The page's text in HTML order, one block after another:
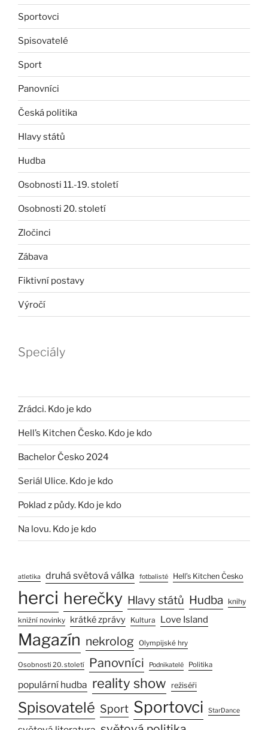
Sportovci
Spisovatelé
Sport
Panovníci
Česká politika
Hlavy států
Hudba
Osobnosti 11.-19. století
Osobnosti 20. století
Zločinci
Zábava
Fiktivní postavy
Výročí
Speciály
Zrádci. Kdo je kdo
Hell’s Kitchen Česko. Kdo je kdo
Bachelor Česko 2024
Seriál Ulice. Kdo je kdo
Poklad z půdy. Kdo je kdo
Na lovu. Kdo je kdo
atletika druhá světová válka fotbalisté Hell’s Kitchen Česko
herci herečky Hlavy států Hudba knihy
knižní novinky krátké zprávy Kultura Love Island
Magazín nekrolog Olympijské hry
Osobnosti 20. století Panovníci Podnikatelé Politika
populární hudba reality show režiséři
Spisovatelé Sport Sportovci StarDance